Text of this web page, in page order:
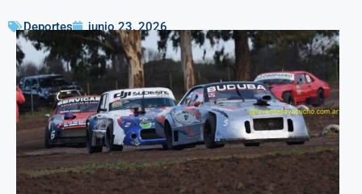
Deportes junio 23, 2026